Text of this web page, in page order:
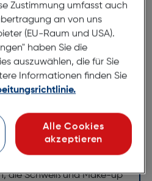
ohne
Hülle kennen: SL1M. Die
PanzerGlass® Hülle für
kompatibel und bietet
Sie besteht aus
ist mit unserer
die Schweiß und Make-up
Zustimmung umfasst auch
an von uns
(EU-Raum und USA).
haben Sie die
auszuwählen, die für Sie
Informationen finden Sie
Alle Cookies
akzeptieren